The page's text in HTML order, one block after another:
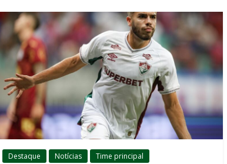
Destaque Notícias Time principal